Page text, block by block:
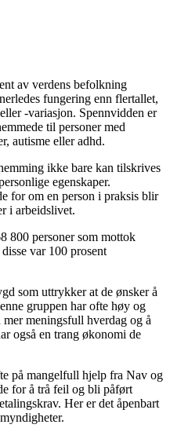
av verdens befolkning
fungering enn flertallet,
-variasjon. Spennvidden er
til personer med
autisme eller adhd.
ikke bare kan tilskrives
egenskaper.
for om en person i praksis blir
i arbeidslivet.
800 personer som mottok
var 100 prosent
som uttrykker at de ønsker å
gruppen har ofte høy og
meningsfull hverdag og å
også en trang økonomi de
på mangelfull hjelp fra Nav og
for å trå feil og bli påført
Her er det åpenbart